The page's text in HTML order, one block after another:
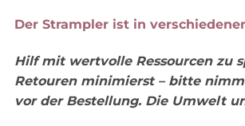
Der Strampler ist in
Hilf mit wertvolle Ressourcen zu
Retouren minimierst – bitte
vor der Bestellung. Die Umwelt